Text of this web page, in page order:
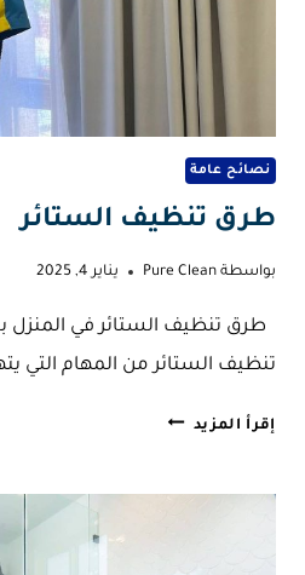
نصائح عامة
طرق تنظيف الستائر
بواسطة Pure Clean يناير 4, 2025
طرق تنظيف الستائر في المنزل
تنظيف الستائر من المهام التي
إقرأ المزيد طرق